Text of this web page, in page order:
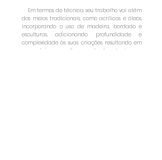
Em termos de técnica, seu trabalho vai além
dos meios tradicionais, como acrílicos e óleos,
incorporando o uso de madeira, bordado e
esculturas, adicionando profundidade e
complexidade às suas criações, resultando em
peças únicas que são conceitualmente ricas.